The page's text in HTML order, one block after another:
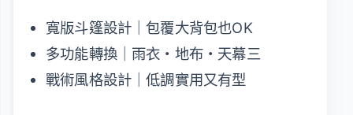
寬版斗篷設計｜包覆大背包也OK
多功能轉換｜雨衣・地布・天幕三
戰術風格設計｜低調實用又有型